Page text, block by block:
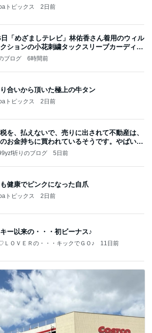
トピックス 2日前
「めざましテレビ」林佑香さん着用のウィル
ションの小花刺繍タックスリーブカーディガ
ブログ 6時間前
合いから頂いた極上の牛タン
トピックス 2日前
を、払えないで、売りに出されて不動産は、
お金持ちに買われているそうです。やばいで
祈りのブログ 5日前
健康でピンクになった自爪
トピックス 2日前
ー以来の・・・初ビーナス♪
ＬＯＶＥＲの・・・キックでＧＯ♪ 11日前